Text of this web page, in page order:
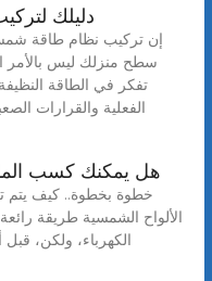
دليلك
سطح منزلك ليس بالأمر
تفكر في الطاقة
الفعلية والقرارات
هل يمكنك كسب
خطوة بخطوة.. كيف يتم
الألواح الشمسية طريقة
الكهرباء، ولكن،